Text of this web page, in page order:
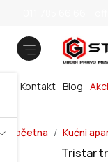
Blog
Kontakt
Početna Kućni
Tristar